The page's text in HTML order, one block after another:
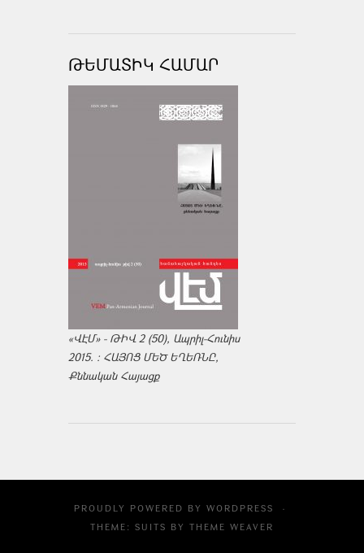
ԹԵՄԱՏԻԿ ՀԱՄԱՐ
«ՎԷՄ» - ԹԻՎ 2 (50), Ապրիլ-Հունիս
2015. : ՀԱՅՈՑ ՄԵԾ ԵՂԵՌՆԸ,
Քննական Հայացք
PROUDLY POWERED BY WORDPRESS
·
THEME: SUITS BY THEME WEAVER